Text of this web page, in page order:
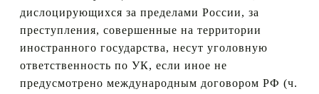
дислоцирующихся за пределами России, за
преступления, совершенные на территории
иностранного государства, несут уголовную
ответственность по УК, если иное не
предусмотрено международным договором РФ (ч.